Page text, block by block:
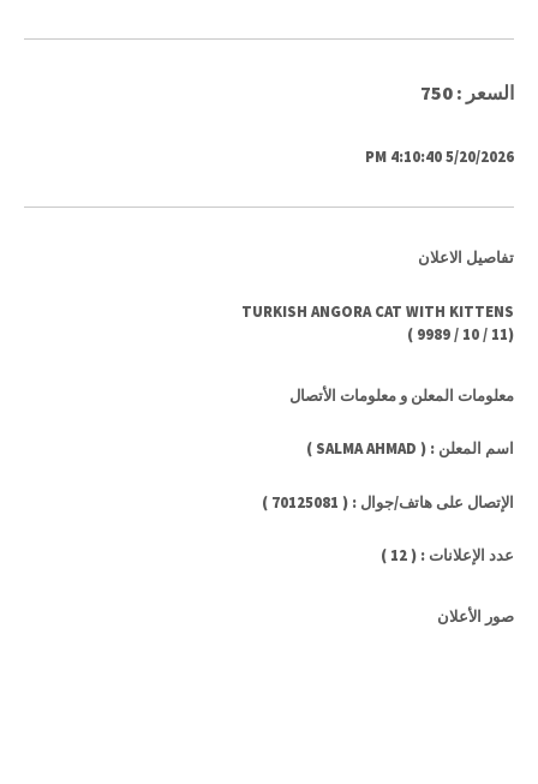
السعر : 750
5/20/2026 4:10:40 PM
تفاصيل الاعلان
TURKISH ANGORA CAT WITH KITTENS
(
11
/
10
/
9989
)
معلومات المعلن و معلومات الأتصال
اسم المعلن : ( SALMA AHMAD )
الإتصال على هاتف/جوال : ( 70125081 )
عدد الإعلانات : ( 12 )
صور الأعلان